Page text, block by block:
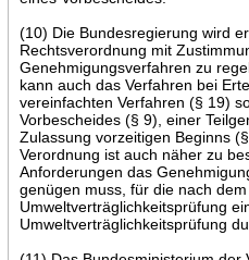
(10) Die Bundesregierung wird
Rechtsverordnung mit
Genehmigungsverfahren zu
kann auch das Verfahren bei
vereinfachten Verfahren (§ 19)
Vorbescheides (§ 9), einer
Zulassung vorzeitigen Beginns
Verordnung ist auch näher zu
Anforderungen das
genügen muss, für die nach
Umweltverträglichkeitsprüfung
Umweltverträglichkeitsprüfung